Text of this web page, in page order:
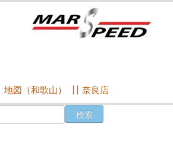
地図（和歌山） 奈良店